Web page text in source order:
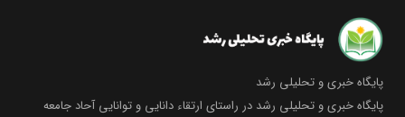
پایگاه خبری و تحلیلی رشد
پایگاه خبری و تحلیلی رشد در راستای ارتقاء دانایی و توانایی آحاد جامعه